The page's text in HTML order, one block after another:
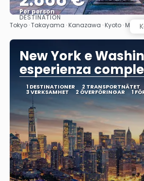
Per person
Se
DESTINATION
Tokyo · Takayama · Kanazawa · Kyoto ·
New York e
esperienza
1 DESTINATIONER 2 TRANSPORTNÄTET
3 VERKSAMHET 2 ÖVERFÖRINGAR 1